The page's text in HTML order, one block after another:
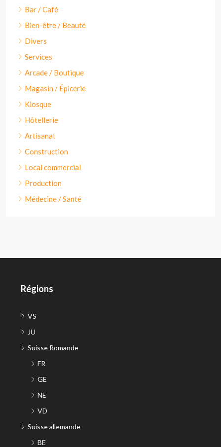
Bar / Café
Bien-être / Beauté
Divers
Services
Arcade / Boutique
Magasin / Épicerie
Kiosque
Hôtellerie
Artisanat
Construction
Local commercial
Production
Médecine / Santé
Régions
VS
JU
Suisse Romande
FR
GE
NE
VD
Suisse allemande
BE